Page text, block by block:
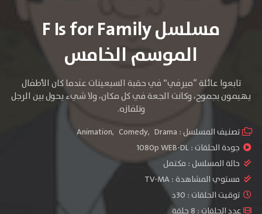
مسلسل F Is for Family
الموسم الخامس
تابعوا عائلة “ميرفي” في حقبة السبعينات عندما كان الأطفال
يهيمون بجموح، وكانت الجعة في كل مكان، ولا شيء يحول بين الرجل
وتلفازه.
تصنيف المسلسل : Animation, Comedy, Drama
جودة الحلقات :1080p WEB-DL
حالة المسلسل : مكتمل
مستوي المشاهدة :TV-MA
توقيت الحلقات : 30د
عدد الحلقات : 8 حلقة